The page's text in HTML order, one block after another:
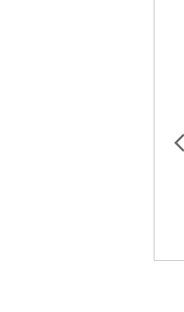
【オンライン講座】次